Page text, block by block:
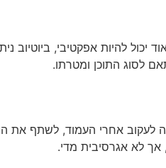
לסוג התוכן ומטרתו.
לעקוב אחרי העמוד, לשתף את
אך לא אגרסיבית מדי.